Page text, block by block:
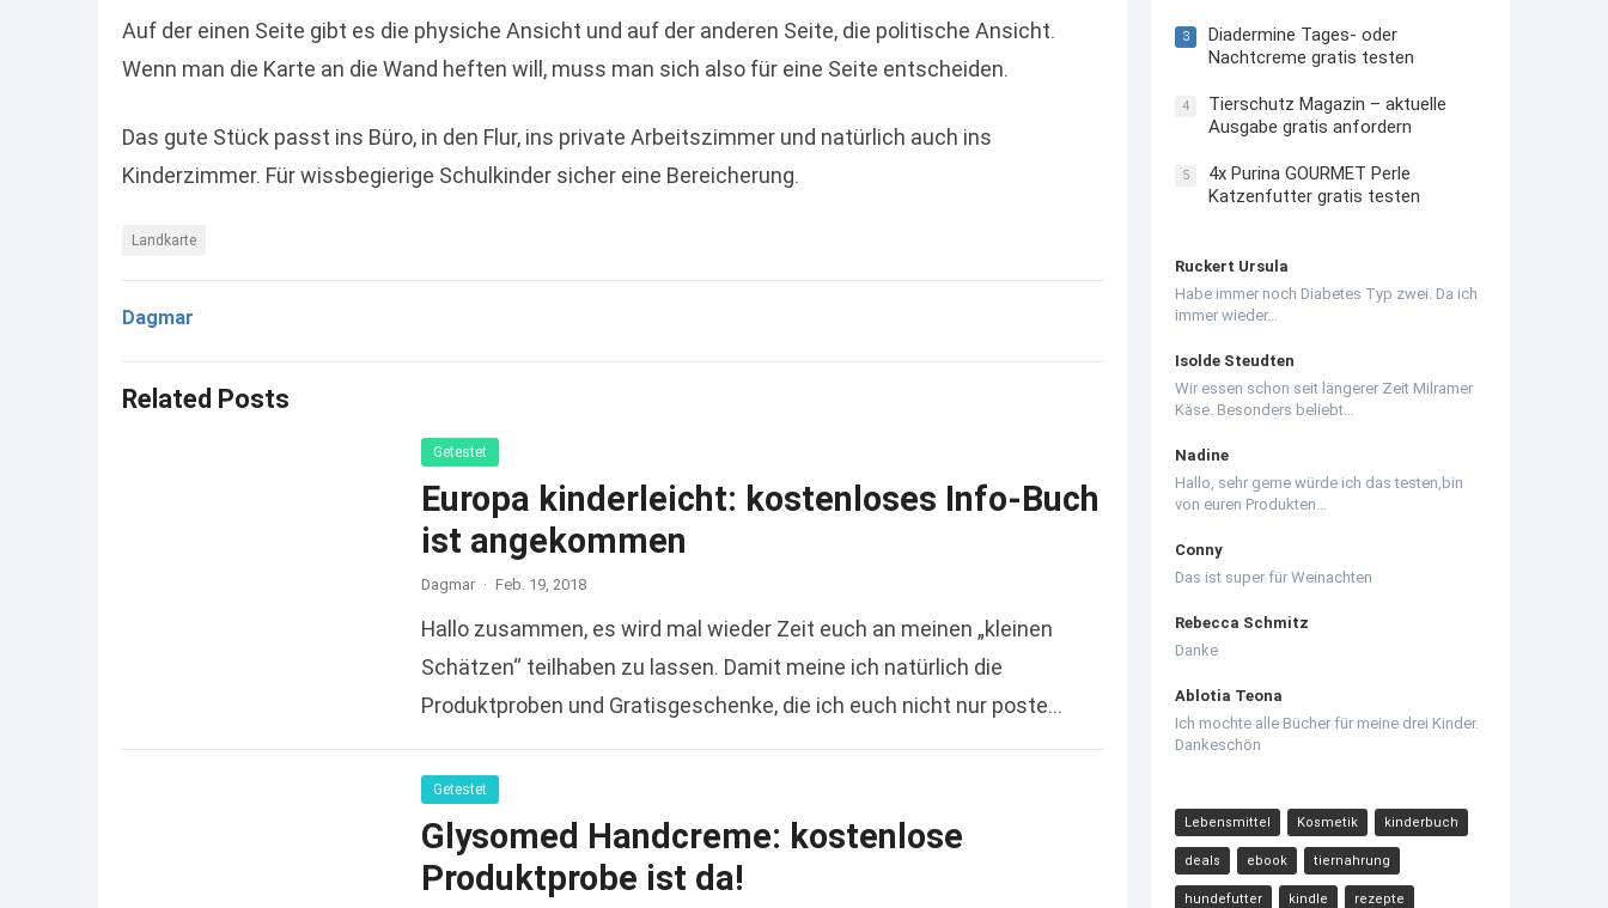
Auf der einen Seite gibt es die physiche Ansicht und auf der anderen Seite, die politische Ansicht.
Wenn man die Karte an die Wand heften will, muss man sich also für eine Seite entscheiden.
Das gute Stück passt ins Büro, in den Flur, ins private Arbeitszimmer und natürlich auch ins
Kinderzimmer. Für wissbegierige Schulkinder sicher eine Bereicherung.
Landkarte
Dagmar
Related Posts
Getestet
Europa kinderleicht: kostenloses Info-Buch
ist angekommen
Dagmar · Feb. 19, 2018
Hallo zusammen, es wird mal wieder Zeit euch an meinen „kleinen
Schätzen“ teilhaben zu lassen. Damit meine ich natürlich die
Produktproben und Gratisgeschenke, die ich euch nicht nur poste
Getestet
Glysomed Handcreme: kostenlose
Produktprobe ist da!
3
Diadermine Tages- oder
Nachtcreme gratis testen
4
Tierschutz Magazin – aktuelle
Ausgabe gratis anfordern
5
4x Purina GOURMET Perle
Katzenfutter gratis testen
Ruckert Ursula
Habe immer noch Diabetes Typ zwei. Da ich
immer wieder…
Isolde Steudten
Wir essen schon seit längerer Zeit Milramer
Käse. Besonders beliebt…
Nadine
Hallo, sehr gerne würde ich das testen,bin
von euren Produkten…
Conny
Das ist super für Weinachten
Rebecca Schmitz
Danke
Ablotia Teona
Ich mochte alle Bücher für meine drei Kinder.
Dankeschön
Lebensmittel Kosmetik kinderbuch
deals ebook tiernahrung
hundefutter kindle rezepte